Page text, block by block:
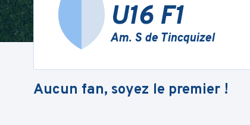
U16 F1
Am. S de Tincquizel
Aucun fan, soyez le premier !